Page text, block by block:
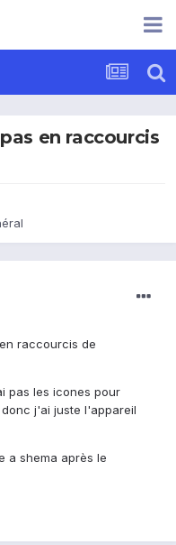
en raccourcis
raccourcis de
pas les icones pour
j'ai juste l'appareil
a shema après le